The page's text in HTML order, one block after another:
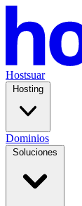
Hostsuar
Hosting
Dominios
Soluciones